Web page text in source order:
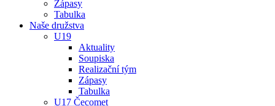
Zápasy
Tabulka
Naše družstva
U19
Aktuality
Soupiska
Realizační tým
Zápasy
Tabulka
U17 Čecomet